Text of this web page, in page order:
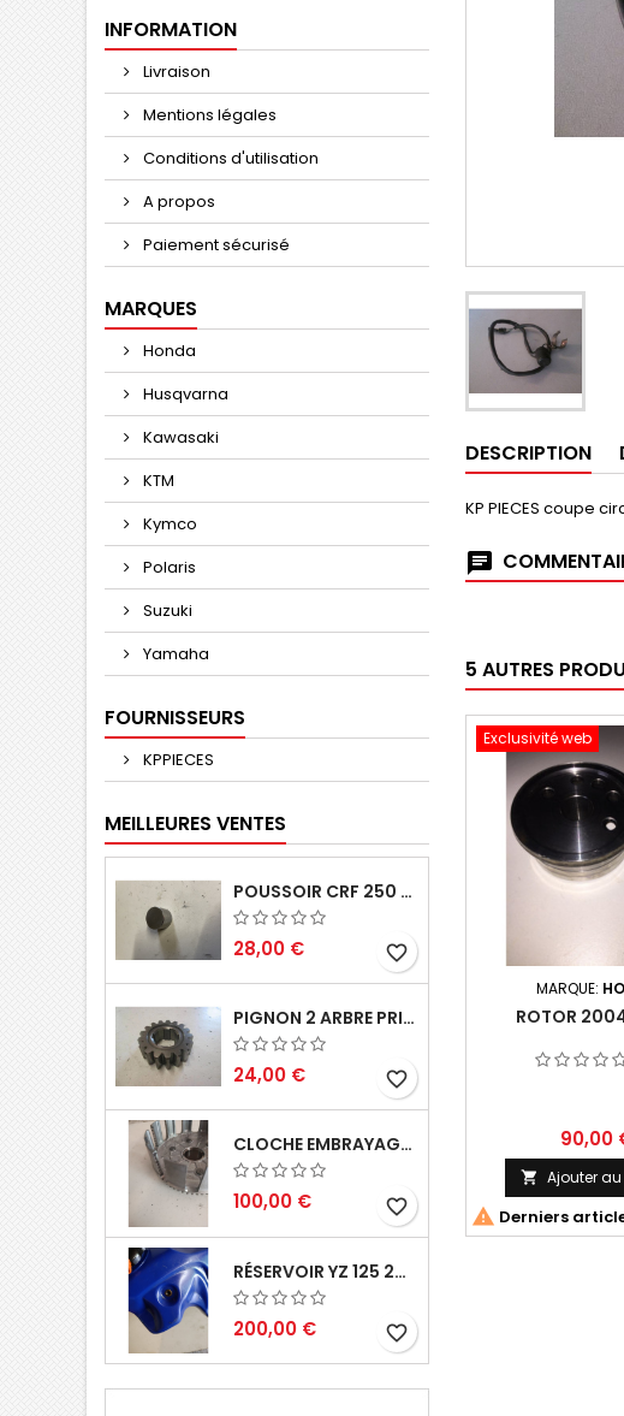
INFORMATION
Livraison
Mentions légales
Conditions d'utilisation
A propos
Paiement sécurisé
MARQUES
Honda
Husqvarna
Kawasaki
KTM
Kymco
Polaris
Suzuki
Yamaha
FOURNISSEURS
KPPIECES
MEILLEURES VENTES
POUSSOIR CRF 250 2005 2006
28,00 € favorite_border
PIGNON 2 ARBRE PRIMAIRE CR 250 1994
24,00 € favorite_border
CLOCHE EMBRAYAGE YZ 125 1994 2004
100,00 € favorite_border
RÉSERVOIR YZ 125 2002 2004
200,00 € favorite_border
DESCRIPTION
KP PIECES coupe
5 AUTRES
Exclusivité web
MARQUE:
ROTOR
90,00
 Ajouter
 Derniers